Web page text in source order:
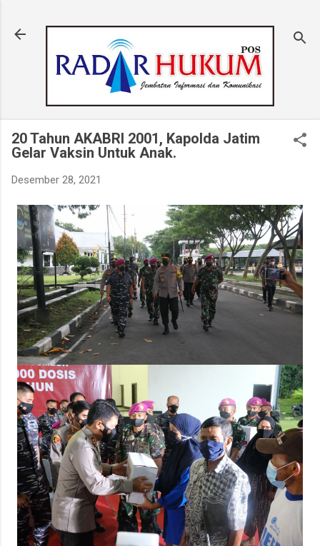
20 Tahun AKABRI 2001, Kapolda Jatim
Gelar Vaksin Untuk Anak.
Desember 28, 2021